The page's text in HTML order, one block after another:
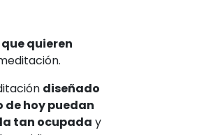
quieren
diseñado
de hoy puedan
tan ocupada y